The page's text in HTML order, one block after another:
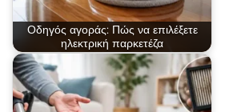
Οδηγός αγοράς: Πώς να επιλέξετε
ηλεκτρική παρκετέζα